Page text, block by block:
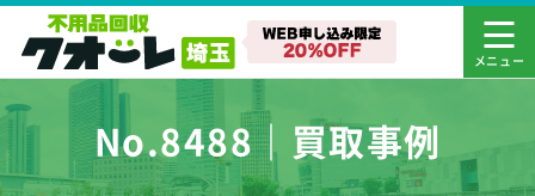
No.8488｜買取事例